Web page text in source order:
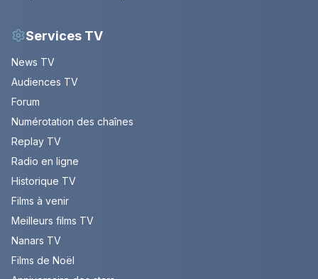
Services TV
News TV
Audiences TV
Forum
Numérotation des chaînes
Replay TV
Radio en ligne
Historique TV
Films à venir
Meilleurs films TV
Nanars TV
Films de Noël